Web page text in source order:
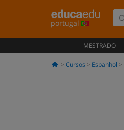
portugal
MESTRADO
Cursos Espanhol